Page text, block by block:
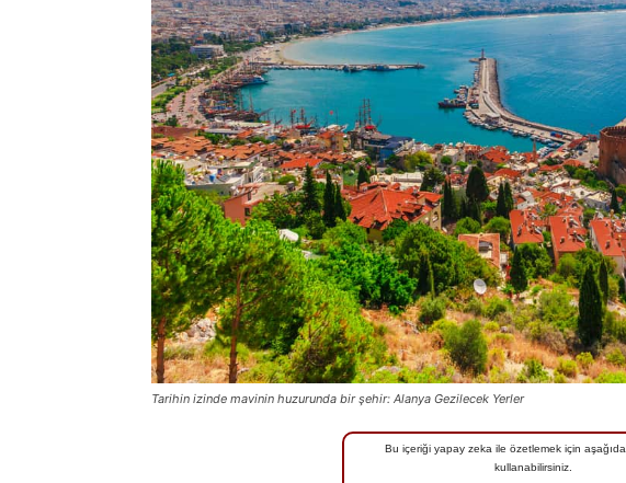
Tarihin izinde mavinin huzurunda bir şehir: Alanya Gezilecek Yerler
Bu içeriği yapay zeka ile özetlemek için
kullanabilirsiniz.